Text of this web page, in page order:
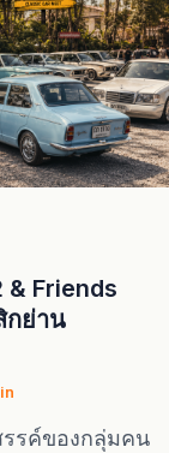
& Friends
กย่าน
รรค์ของกลุ่มคน